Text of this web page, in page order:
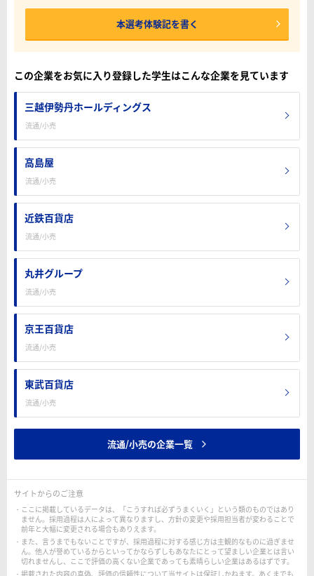
本選考体験記を書く
この企業をお気に入り登録した学生はこんな企業を見ています
三越伊勢丹ホールディングス
流通/小売
高島屋
流通/小売
近鉄百貨店
流通/小売
丸井グループ
流通/小売
京王百貨店
流通/小売
東武百貨店
流通/小売
流通/小売の企業一覧
サイトからのご注意
ここに掲載しているデータは、「こうすれば必ずうまくいく」という類のものではあり
ません。採用過程は人によって異なりますし、方針の変更や採用担当者が変わることで
前年と大幅に変更される場合もありえます。
また、言うまでもないことですが、採用過程に対する感じ方は主観的なものに過ぎませ
ん。他人が誉めているからといってかならずしもあなたにとって望ましい企業とは言い
切れませんし、ここで評価の高くない企業であっても素晴らしい企業はあるはずです。
掲載された内容の真偽、評価の信頼性について当サイトは保証しかねます。あくまでも